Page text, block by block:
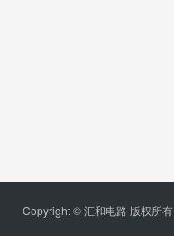
Copyright © 汇和电路 版权所有